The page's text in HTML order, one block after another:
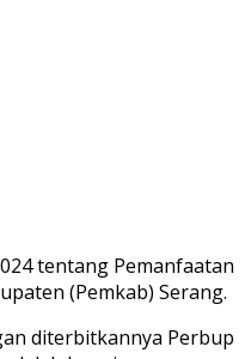
tentang Pemanfaatan
(Pemkab) Serang.
diterbitkannya Perbup